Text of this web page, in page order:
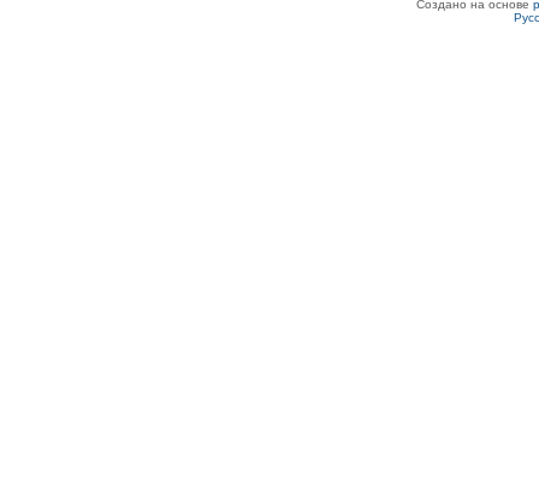
Создано на основе